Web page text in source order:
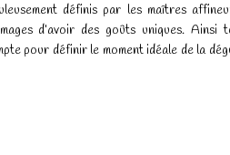
définis par les maîtres
d’avoir des goûts uniques. Ainsi
pour définir le moment idéale de la